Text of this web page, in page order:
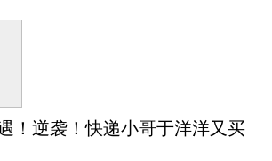
！逆袭！快递小哥于洋洋又买